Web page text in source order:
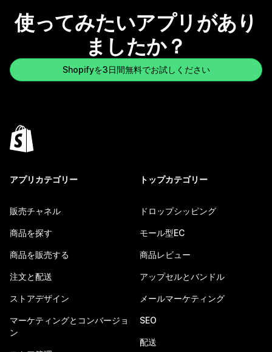
使ってみたいアプリがあり
ましたか？
Shopifyを3日間無料でお試しください
アプリカテゴリー
販売チャネル
商品を探す
商品を販売する
注文と配送
ストアデザイン
マーケティングとコンバージョ
ン
トップカテゴリー
ドロップシッピング
モール型EC
商品レビュー
アップセルとバンドル
メールマーケティング
SEO
配送